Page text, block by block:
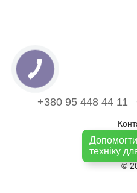
+380 95 448 44 11
Повна
©
Допомогти
техніку